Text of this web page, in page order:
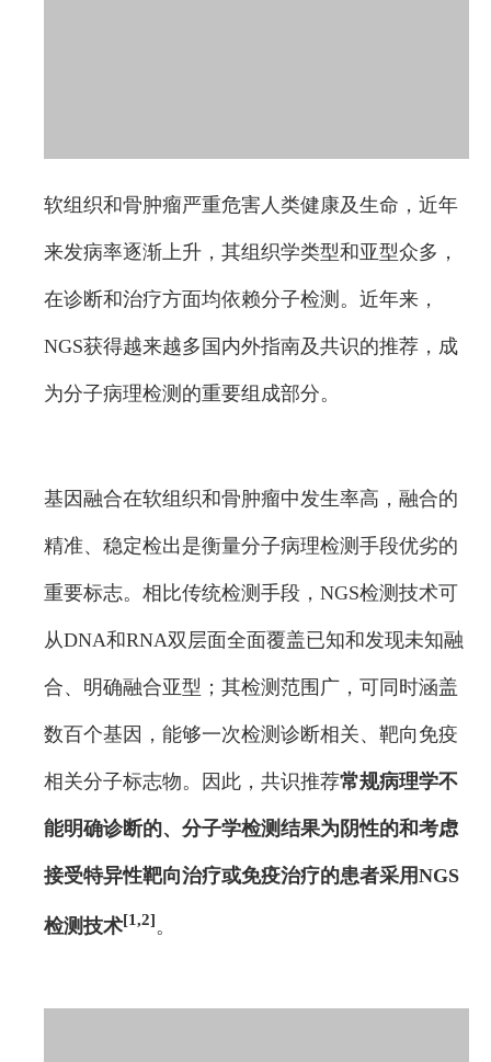
软组织和骨肿瘤严重危害人类健康及生命，近年
来发病率逐渐上升，其组织学类型和亚型众多，
在诊断和治疗方面均依赖分子检测。近年来，
NGS获得越来越多国内外指南及共识的推荐，成
为分子病理检测的重要组成部分。
基因融合在软组织和骨肿瘤中发生率高，融合的
精准、稳定检出是衡量分子病理检测手段优劣的
重要标志。相比传统检测手段，NGS检测技术可
从DNA和RNA双层面全面覆盖已知和发现未知融
合、明确融合亚型；其检测范围广，可同时涵盖
数百个基因，能够一次检测诊断相关、靶向免疫
相关分子标志物。因此，共识推荐常规病理学不
能明确诊断的、分子学检测结果为阴性的和考虑
接受特异性靶向治疗或免疫治疗的患者采用NGS
检测技术[1,2]。